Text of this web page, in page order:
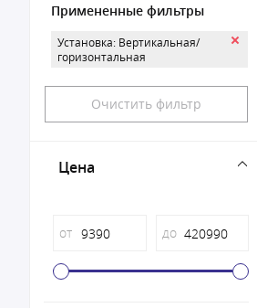
Примененные фильтры
Установка: Вертикальная/
горизонтальная
Очистить фильтр
Цена
от до